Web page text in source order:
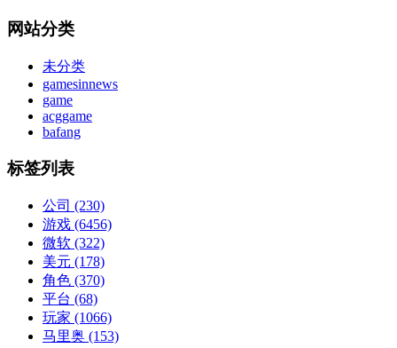
网站分类
未分类
gamesinnews
game
acggame
bafang
标签列表
公司 (230)
游戏 (6456)
微软 (322)
美元 (178)
角色 (370)
平台 (68)
玩家 (1066)
马里奥 (153)